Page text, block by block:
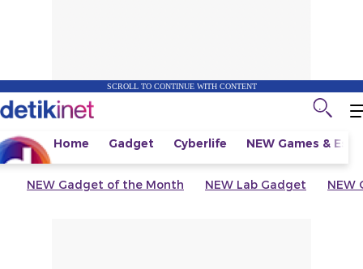
SCROLL TO CONTINUE WITH CONTENT
Home Gadget Cyberlife NEW Games &
NEW Gadget of the Month NEW Lab Gadget NEW